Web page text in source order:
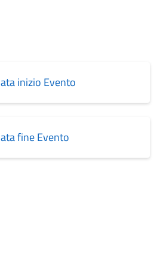
inizio Evento
fine Evento